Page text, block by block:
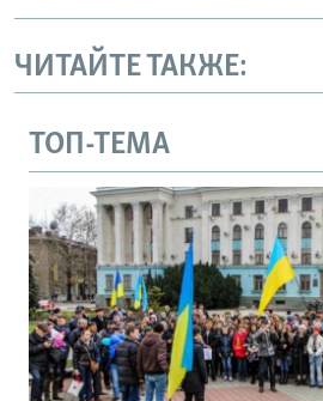
ЧИТАЙТЕ ТАКЖЕ:
ТОП-ТЕМА